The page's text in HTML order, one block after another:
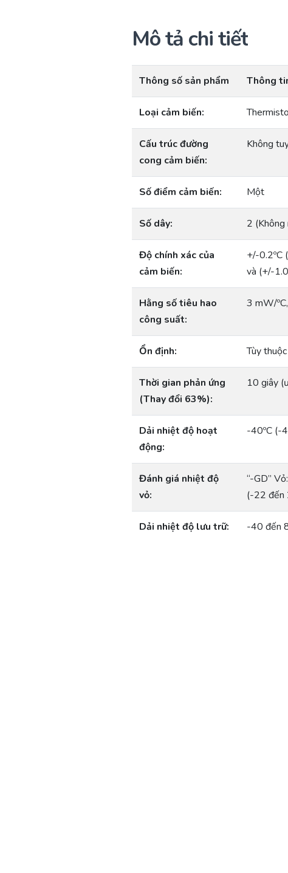
Mô tả chi tiết
Thông số sản phẩm Thông
Loại cảm biến:
Cấu trúc đường
cong cảm biến:
Không
Số điểm cảm biến: Một
Số dây: 2 (Không
Độ chính xác của
cảm biến:
+/-0.2ºC
và (+/-
Hằng số tiêu hao
công suất:
3 mW/
Ổn định: Tùy
Thời gian phản ứng
(Thay đổi 63%):
10 giây
Dải nhiệt độ hoạt
động:
-40ºC (-
Đánh giá nhiệt độ
vỏ:
“-GD”
(-22 đến
Dải nhiệt độ lưu trữ: -40 đến